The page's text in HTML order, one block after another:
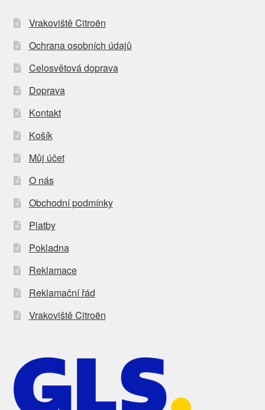
Vrakoviště Citroën
Ochrana osobních údajů
Celosvětová doprava
Doprava
Kontakt
Košík
Můj účet
O nás
Obchodní podmínky
Platby
Pokladna
Reklamace
Reklamační řád
Vrakoviště Citroën